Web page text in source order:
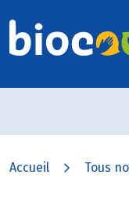
Accueil Tous